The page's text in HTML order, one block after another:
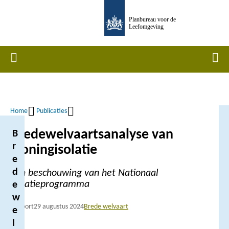
inhoud
Planbureau voor de
Leefomgeving
Home
Kruimelpad
Home Publicaties
Bredewelvaartsanalyse van
woningisolatie
Een beschouwing van het Nationaal
Isolatieprogramma
Rapport29 augustus 2024Brede welvaart
B
r
e
d
e
w
e
l